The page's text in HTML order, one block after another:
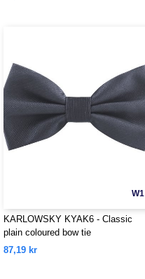
W1
KARLOWSKY KYAK6 - Classic
plain coloured bow tie
87,19 kr